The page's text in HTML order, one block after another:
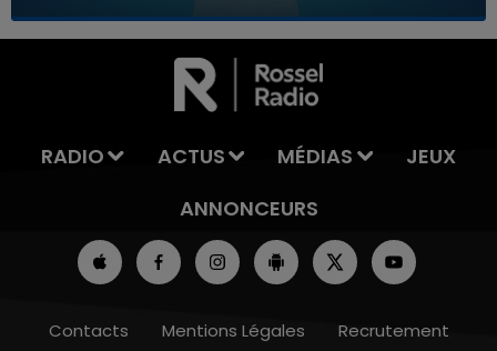
LA TEAM DE L'ÉTÉ
RADIO ACTUS MÉDIAS
JEUX
ANNONCEURS
Contacts Mentions Légales Recrutement